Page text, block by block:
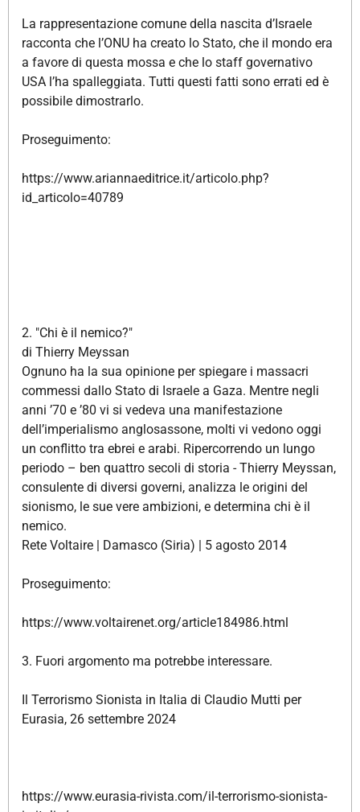
La rappresentazione comune della nascita d’Israele
racconta che l’ONU ha creato lo Stato, che il mondo era
a favore di questa mossa e che lo staff governativo
USA l’ha spalleggiata. Tutti questi fatti sono errati ed è
possibile dimostrarlo.
Proseguimento:
https://www.ariannaeditrice.it/articolo.php?
id_articolo=40789
2. "Chi è il nemico?"
di Thierry Meyssan
Ognuno ha la sua opinione per spiegare i massacri
commessi dallo Stato di Israele a Gaza. Mentre negli
anni ’70 e ’80 vi si vedeva una manifestazione
dell’imperialismo anglosassone, molti vi vedono oggi
un conflitto tra ebrei e arabi. Ripercorrendo un lungo
periodo – ben quattro secoli di storia - Thierry Meyssan,
consulente di diversi governi, analizza le origini del
sionismo, le sue vere ambizioni, e determina chi è il
nemico.
Rete Voltaire | Damasco (Siria) | 5 agosto 2014
Proseguimento:
https://www.voltairenet.org/article184986.html
3. Fuori argomento ma potrebbe interessare.
Il Terrorismo Sionista in Italia di Claudio Mutti per
Eurasia, 26 settembre 2024
https://www.eurasia-rivista.com/il-terrorismo-sionista-